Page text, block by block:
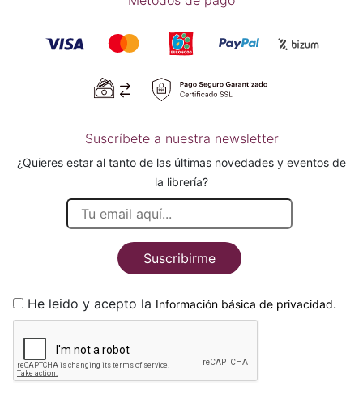
Suscríbete a nuestra newsletter
¿Quieres estar al tanto de las últimas novedades y eventos de
la librería?
Suscribirme
He leido y acepto la Información básica de privacidad.